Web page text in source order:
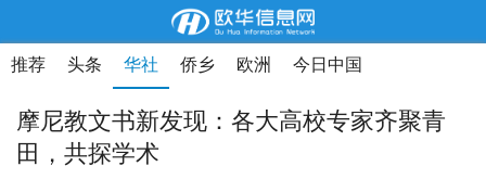
推荐 头条 华社 侨乡 欧洲 今日中国
摩尼教文书新发现：各大高校专家齐聚青
田，共探学术